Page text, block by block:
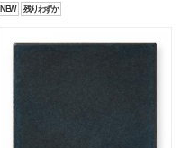
NEW 残りわずか